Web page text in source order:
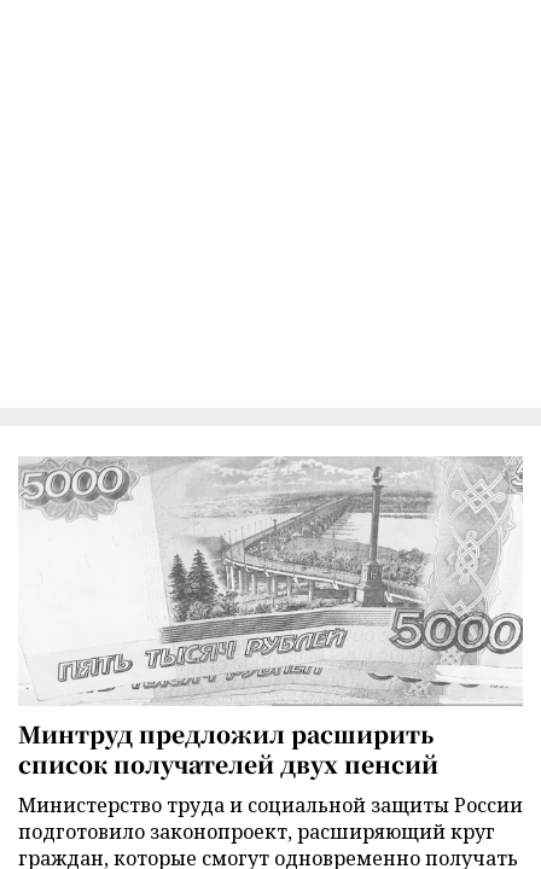
Минтруд предложил расширить
список получателей двух пенсий
Министерство труда и социальной защиты России
подготовило законопроект, расширяющий круг
граждан, которые смогут одновременно получать